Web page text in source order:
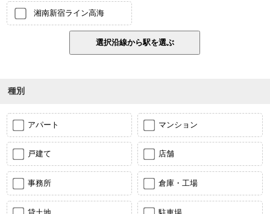
湘南新宿ライン高海
種別
アパート マンション
戸建て 店舗
事務所 倉庫・工場